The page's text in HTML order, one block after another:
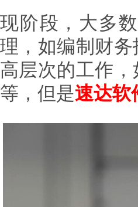
现阶段，大多
理，如编制财
高层次的工作
等，但是速达软